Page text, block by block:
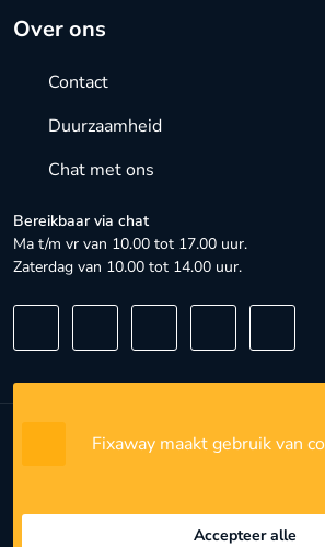
Over ons
Contact
Duurzaamheid
Chat met ons
Bereikbaar via chat
Ma t/m vr van 10.00 tot 17.00 uur.
Zaterdag van 10.00 tot 14.00 uur.
Algemene voorwaarden
Privacyinstellingen
Fixaway maakt gebruik van
Accepteer alle